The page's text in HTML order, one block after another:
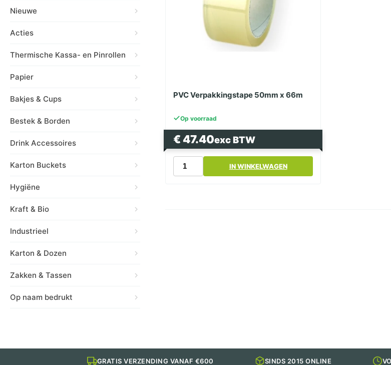
Nieuwe
Acties
Thermische Kassa- en Pinrollen
Papier
Bakjes & Cups
Bestek & Borden
Drink Accessoires
Karton Buckets
Hygiëne
Kraft & Bio
Industrieel
Karton & Dozen
Zakken & Tassen
Op naam bedrukt
PVC Verpakkingstape 50mm x 66m
Op voorraad
€ 47.40exc BTW
PVC
VerpakkingstapeIN WINKELWAGEN
GRATIS VERZENDING VANAF €600 SINDS 2015 ONLINE